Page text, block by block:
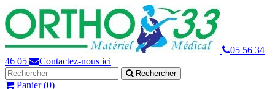
05 56 34
46 05
Contactez-nous ici
Rechercher
Panier (0)